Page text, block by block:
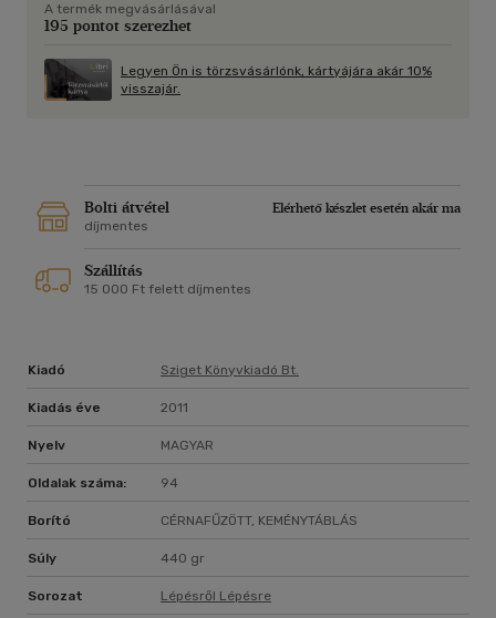
A termék megvásárlásával
195 pontot szerezhet
Legyen Ön is törzsvásárlónk, kártyájára akár 10%
visszajár.
Bolti átvétel
Elérhető készlet esetén akár ma
díjmentes
Szállítás
15 000 Ft felett díjmentes
Kiadó Sziget Könyvkiadó Bt.
Kiadás éve 2011
Nyelv MAGYAR
Oldalak száma: 94
Borító CÉRNAFŰZÖTT, KEMÉNYTÁBLÁS
Súly 440 gr
Sorozat Lépésről Lépésre